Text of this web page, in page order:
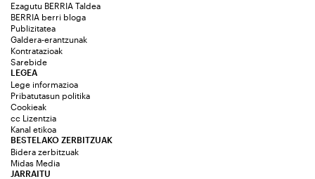
Ezagutu BERRIA Taldea
BERRIA berri bloga
Publizitatea
Galdera-erantzunak
Kontratazioak
Sarebide
JARRAITU
LEGEA
Lege informazioa
Pribatutasun politika
Cookieak
cc Lizentzia
Kanal etikoa
BESTELAKO ZERBITZUAK
Bidera zerbitzuak
Midas Media